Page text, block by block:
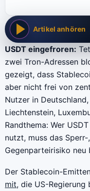
Artikel anhören
USDT eingefroren:
zwei Tron-Adressen
gezeigt, dass
aber nicht frei von
Nutzer in
Liechtenstein,
Randthema: Wer
nutzt, muss das
Gegenparteirisiko neu
Der Stablecoin-
mit, die US-